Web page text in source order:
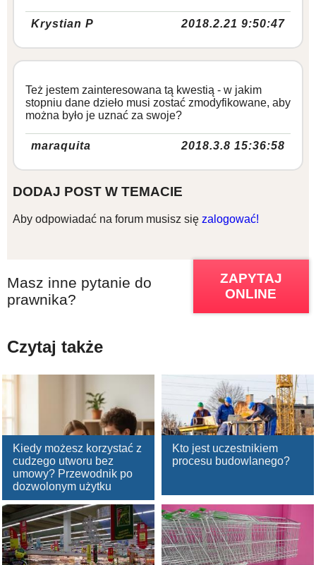
Krystian P 2018.2.21 9:50:47
Też jestem zainteresowana tą kwestią - w jakim
stopniu dane dzieło musi zostać zmodyfikowane, aby
można było je uznać za swoje?
maraquita 2018.3.8 15:36:58
DODAJ POST W TEMACIE
Aby odpowiadać na forum musisz się zalogować!
Masz inne pytanie do
prawnika?
ZAPYTAJ
ONLINE
Czytaj także
Kiedy możesz korzystać z
cudzego utworu bez
umowy? Przewodnik po
dozwolonym użytku
Kto jest uczestnikiem
procesu budowlanego?